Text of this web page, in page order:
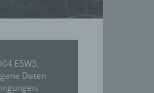
E5W5,
Daten